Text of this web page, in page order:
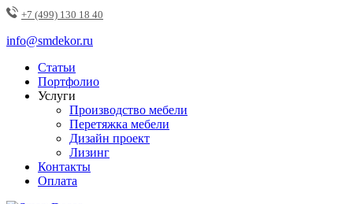
+7 (499) 130 18 40
info@smdekor.ru
Статьи
Портфолио
Услуги
Производство мебели
Перетяжка мебели
Дизайн проект
Лизинг
Контакты
Оплата